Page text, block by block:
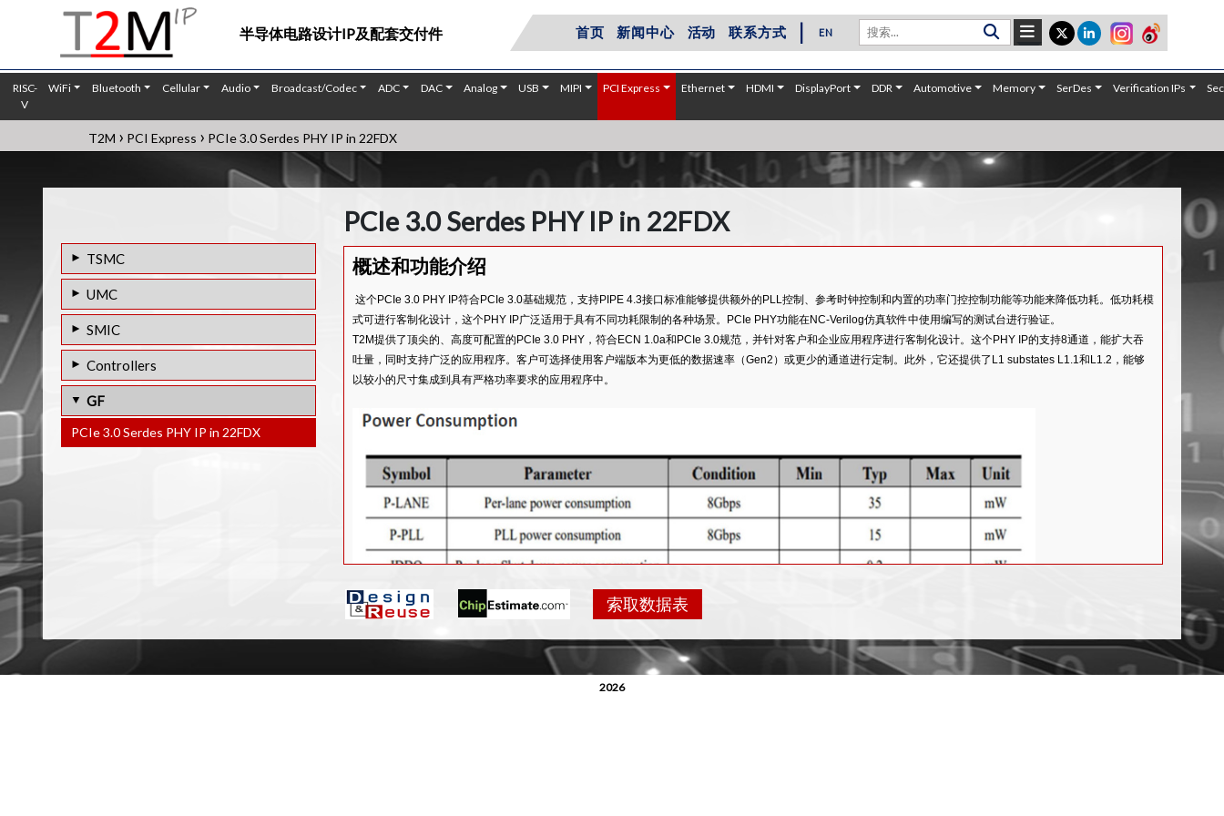
半导体电路设计IP及配套交付件 首页 新闻中心 活动 联系方式 | EN
RISC-
V
WiFi Bluetooth Cellular Audio Broadcast/Codec ADC DAC Analog USB MIPI PCI Express Ethernet HDMI DisplayPort DDR Automotive Memory SerDes Verification IPs
T2M › PCI Express › PCIe 3.0 Serdes PHY IP in 22FDX
TSMC
7nm工艺的PCIe 4.0PHY IP
7nm工艺的PCIe 3.0PHY IP
7nm工艺的PCIe 2.0PHY IP
12FFC工艺的PCIe 5.0PHY IP
PCIe 2.0 Serdes PHY IP in 12FFC
PCIE 5.0 SERDES PHY IP IN 16FFC
PCIe 4.0 Serdes PHY IP in 28HPCP
UMC
PCIE 4.0 SERDES PHY IP IN 28HPC
PCIE 3.0 SERDES PHY IP IN 28HPC
28HPC工艺的PCIE 2.0 SERDES PHY IP
40LP工艺的PCIE 3.0 PHY IP
40LP工艺的PCIE 2.0 IP
SMIC
PCIE 3.0 SERDES PHY IP IN 12SF+/SF++
PCIE 3.0 SERDES PHY IP IN 14SFP
14SF+工艺的PCIE 2.0 PHY IP
PCIe 2.0 SERDES PHY IP IN 40LL
Controllers
CXL Controller IP
CXP设备IP
GF
PCIe 3.0 Serdes PHY IP in 22FDX
PCIe 3.0 Serdes PHY IP in 22FDX
概述和功能介绍
这个PCIe 3.0 PHY IP符合PCIe 3.0基础规范，支持PIPE 4.3接口标准能够提供额外的PLL控制、参考时钟控制和内置的功率门控控制功能等功能来降低功耗。低功耗模
式可进行客制化设计，这个PHY IP广泛适用于具有不同功耗限制的各种场景。PCIe PHY功能在NC-Verilog仿真软件中使用编写的测试台进行验证。
T2M提供了顶尖的、高度可配置的PCIe 3.0 PHY，符合ECN 1.0a和PCIe 3.0规范，并针对客户和企业应用程序进行客制化设计。这个PHY IP的支持8通道，能扩大吞
吐量，同时支持广泛的应用程序。客户可选择使用客户端版本为更低的数据速率（Gen2）或更少的通道进行定制。此外，它还提供了L1 substates L1.1和L1.2，能够
以较小的尺寸集成到具有严格功率要求的应用程序中。
功能描述
在GF 22GDX工艺中通过硅验证，支持0.8V和1.8V电源。
支持32位/16位并行接口
索取数据表
2026